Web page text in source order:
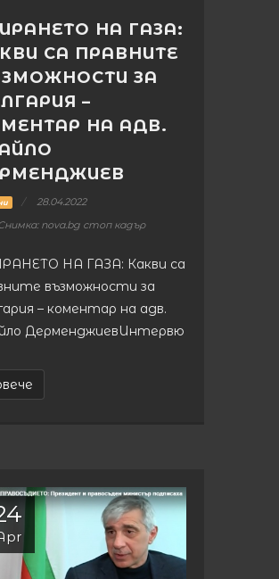
НА ГАЗА:
СА ПРАВНИТЕ
ЗА
–
НА АДВ.
28.04.2022
nova.bg стоп кадър
НА ГАЗА: Какви са
възможности за
– коментар на адв.
ДерменджиевИнтервю